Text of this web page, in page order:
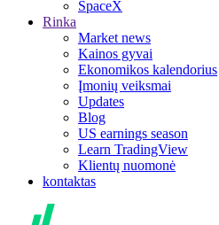
SpaceX
Rinka
Market news
Kainos gyvai
Ekonomikos kalendorius
Įmonių veiksmai
Updates
Blog
US earnings season
Learn TradingView
Klientų nuomonė
kontaktas